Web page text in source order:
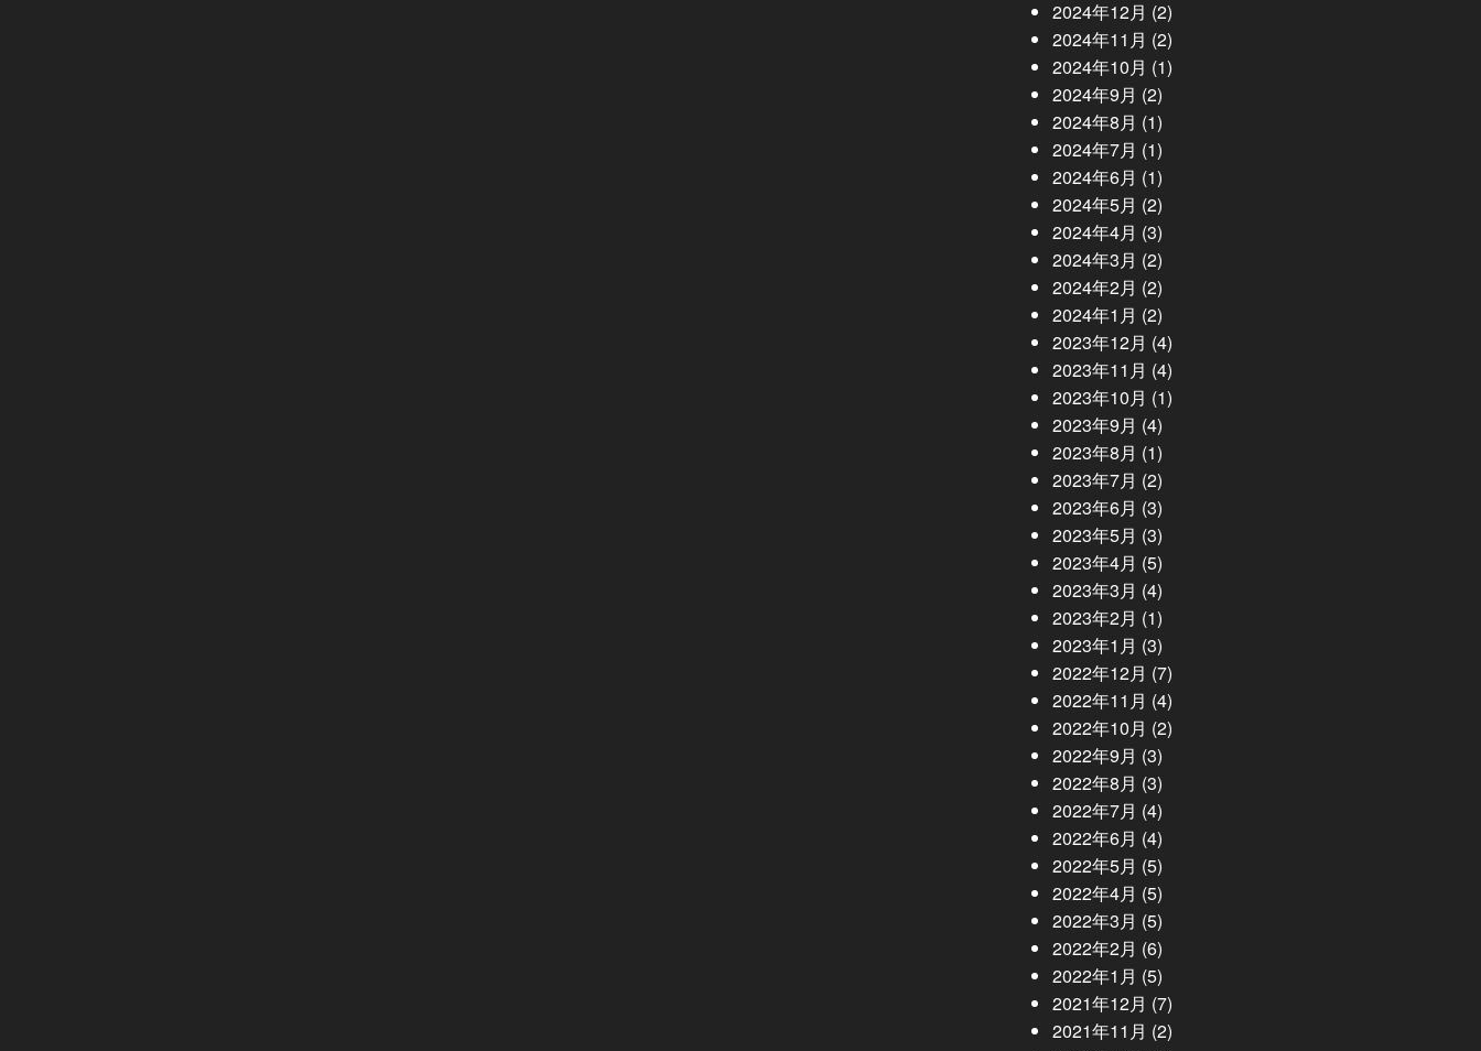
2024年12月 (2)
2024年11月 (2)
2024年10月 (1)
2024年9月 (2)
2024年8月 (1)
2024年7月 (1)
2024年6月 (1)
2024年5月 (2)
2024年4月 (3)
2024年3月 (2)
2024年2月 (2)
2024年1月 (2)
2023年12月 (4)
2023年11月 (4)
2023年10月 (1)
2023年9月 (4)
2023年8月 (1)
2023年7月 (2)
2023年6月 (3)
2023年5月 (3)
2023年4月 (5)
2023年3月 (4)
2023年2月 (1)
2023年1月 (3)
2022年12月 (7)
2022年11月 (4)
2022年10月 (2)
2022年9月 (3)
2022年8月 (3)
2022年7月 (4)
2022年6月 (4)
2022年5月 (5)
2022年4月 (5)
2022年3月 (5)
2022年2月 (6)
2022年1月 (5)
2021年12月 (7)
2021年11月 (2)